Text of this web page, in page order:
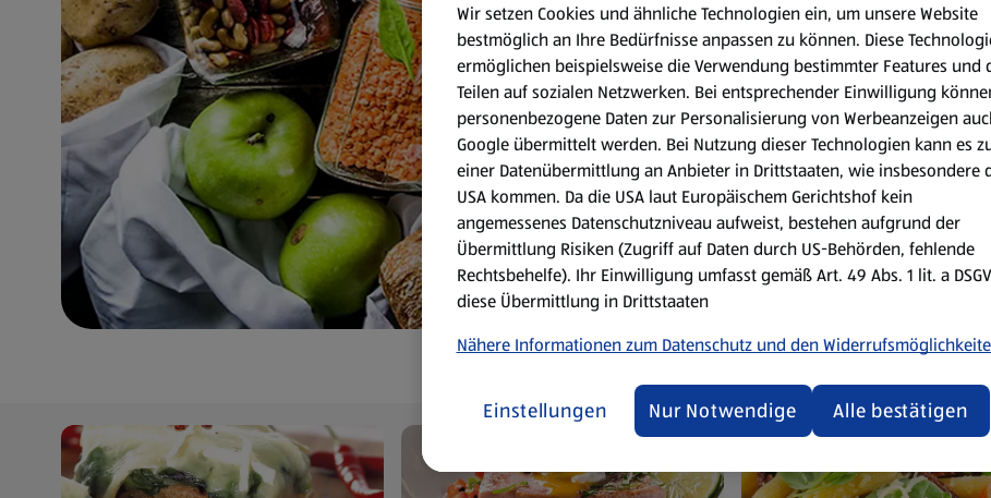
Wir setzen Cookies und ähnliche Technologien ein, um unsere Website
bestmöglich an Ihre Bedürfnisse anpassen zu können. Diese
ermöglichen beispielsweise die Verwendung bestimmter Features und
Teilen auf sozialen Netzwerken. Bei entsprechender Einwilligung
personenbezogene Daten zur Personalisierung von Werbeanzeigen
Google übermittelt werden. Bei Nutzung dieser Technologien kann es
einer Datenübermittlung an Anbieter in Drittstaaten, wie insbesondere
USA kommen. Da die USA laut Europäischem Gerichtshof kein
angemessenes Datenschutzniveau aufweist, bestehen aufgrund der
Übermittlung Risiken (Zugriff auf Daten durch US-Behörden, fehlende
Rechtsbehelfe). Ihr Einwilligung umfasst gemäß Art. 49 Abs. 1 lit. a
diese Übermittlung in Drittstaaten
Nähere Informationen zum Datenschutz und den
Einstellungen Nur Notwendige Alle bestätigen